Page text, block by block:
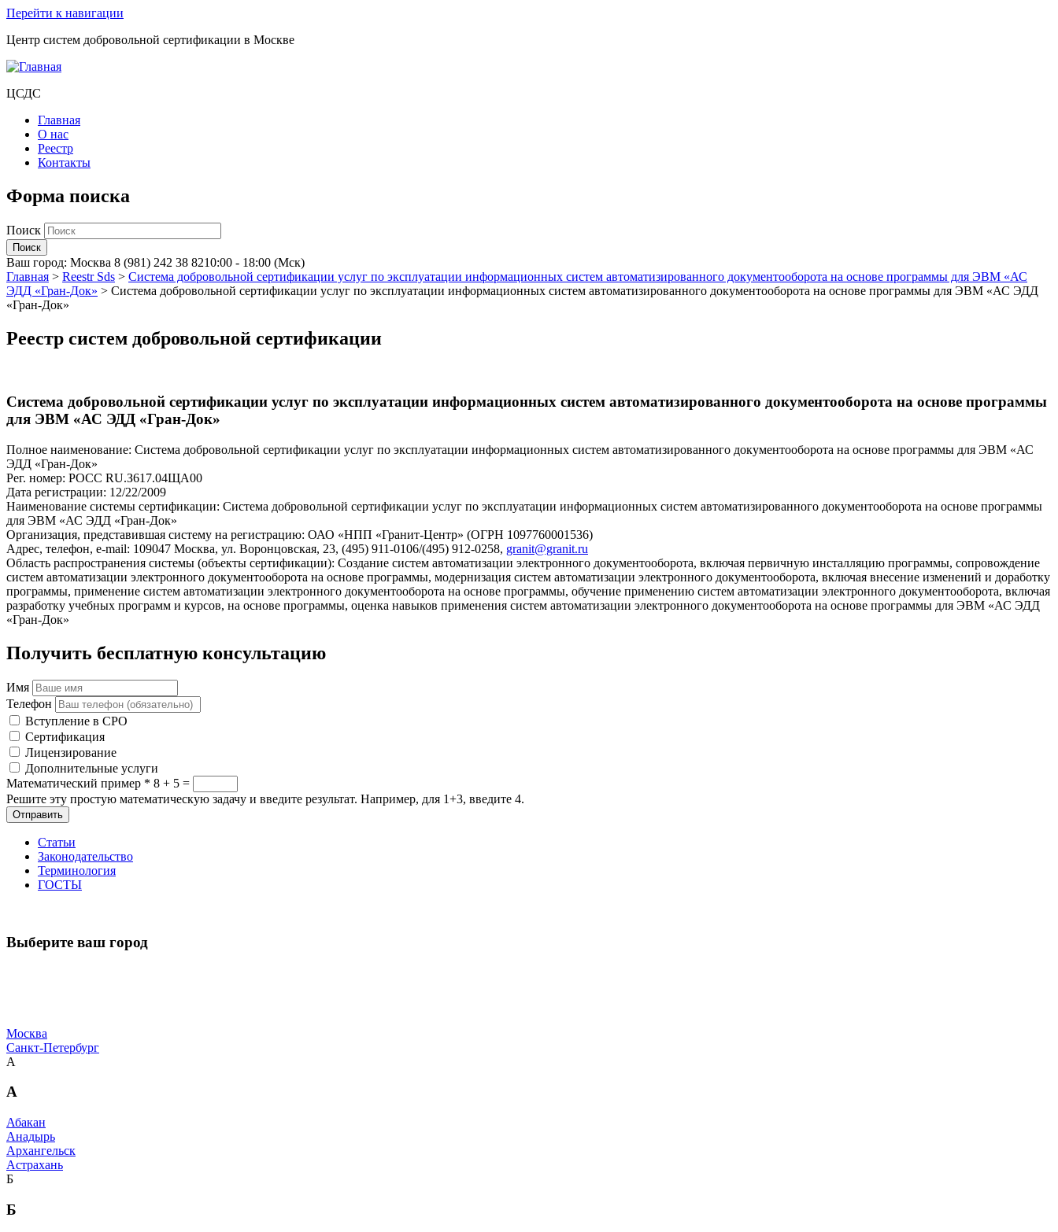
Перейти к навигации
Центр систем добровольной сертификации в Москве
ЦСДС
Главная
О нас
Реестр
Контакты
Форма поиска
Поиск
Ваш город: Москва 8 (981) 242 38 8210:00 - 18:00 (Мск)
Главная > Reestr Sds > Система добровольной сертификации услуг по эксплуатации информационных систем автоматизированного документооборота на основе программы для ЭВМ «АС
ЭДД «Гран-Док» > Система добровольной сертификации услуг по эксплуатации информационных систем автоматизированного документооборота на основе программы для ЭВМ «АС ЭДД
«Гран-Док»
Реестр систем добровольной сертификации
Система добровольной сертификации услуг по эксплуатации информационных систем автоматизированного документооборота на основе программы
для ЭВМ «АС ЭДД «Гран-Док»
Полное наименование: Система добровольной сертификации услуг по эксплуатации информационных систем автоматизированного документооборота на основе программы для ЭВМ «АС
ЭДД «Гран-Док»
Рег. номер: РОСС RU.З617.04ЩА00
Дата регистрации: 12/22/2009
Наименование системы сертификации: Система добровольной сертификации услуг по эксплуатации информационных систем автоматизированного документооборота на основе программы
для ЭВМ «АС ЭДД «Гран-Док»
Организация, представившая систему на регистрацию: ОАО «НПП «Гранит-Центр» (ОГРН 1097760001536)
Адрес, телефон, e-mail: 109047 Москва, ул. Воронцовская, 23, (495) 911-0106/(495) 912-0258, granit@granit.ru
Область распространения системы (объекты сертификации): Создание систем автоматизации электронного документооборота, включая первичную инсталляцию программы, сопровождение
систем автоматизации электронного документооборота на основе программы, модернизация систем автоматизации электронного документооборота, включая внесение изменений и доработку
программы, применение систем автоматизации электронного документооборота на основе программы, обучение применению систем автоматизации электронного документооборота, включая
разработку учебных программ и курсов, на основе программы, оценка навыков применения систем автоматизации электронного документооборота на основе программы для ЭВМ «АС ЭДД
«Гран-Док»
Получить бесплатную консультацию
Имя
Телефон
Вступление в СРО
Сертификация
Лицензирование
Дополнительные услуги
Математический пример * 8 + 5 =
Решите эту простую математическую задачу и введите результат. Например, для 1+3, введите 4.
Отправить
Статьи
Законодательство
Терминология
ГОСТЫ
Выберите ваш город
Москва
Санкт-Петербург
А
А
Абакан
Анадырь
Архангельск
Астрахань
Б
Б